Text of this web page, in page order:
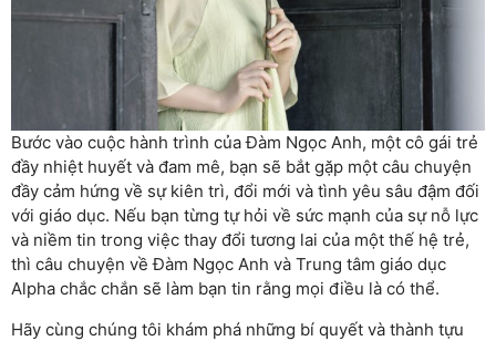
Bước vào cuộc hành trình của Đàm Ngọc Anh, một cô gái trẻ
đầy nhiệt huyết và đam mê, bạn sẽ bắt gặp một câu chuyện
đầy cảm hứng về sự kiên trì, đổi mới và tình yêu sâu đậm đối
với giáo dục. Nếu bạn từng tự hỏi về sức mạnh của sự nỗ lực
và niềm tin trong việc thay đổi tương lai của một thế hệ trẻ,
thì câu chuyện về Đàm Ngọc Anh và Trung tâm giáo dục
Alpha chắc chắn sẽ làm bạn tin rằng mọi điều là có thể.
Hãy cùng chúng tôi khám phá những bí quyết và thành tựu